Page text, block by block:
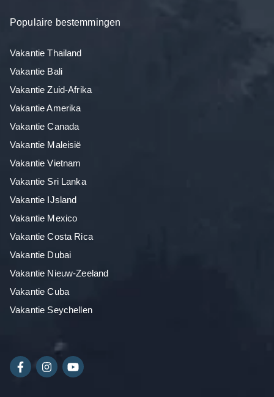
Populaire bestemmingen
Vakantie Thailand
Vakantie Bali
Vakantie Zuid-Afrika
Vakantie Amerika
Vakantie Canada
Vakantie Maleisië
Vakantie Vietnam
Vakantie Sri Lanka
Vakantie IJsland
Vakantie Mexico
Vakantie Costa Rica
Vakantie Dubai
Vakantie Nieuw-Zeeland
Vakantie Cuba
Vakantie Seychellen